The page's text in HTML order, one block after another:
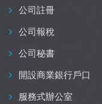
公司註冊
公司報稅
公司秘書
開設商業銀行戶口
服務式辦公室